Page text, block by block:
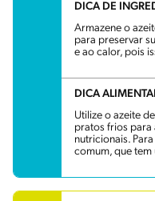
DICA DE
Armazene o
para preservar
e ao calor, pois
DICA
Utilize o azeite
pratos frios para
nutricionais.
comum, que